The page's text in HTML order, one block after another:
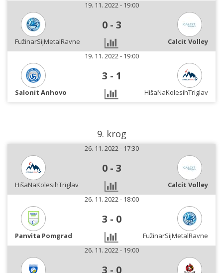
19. 11. 2022 - 19:00
0 - 3
FužinarSijMetalRavne
Calcit Volley
19. 11. 2022 - 19:00
3 - 1
Salonit Anhovo HišaNaKolesihTriglav
9. krog
26. 11. 2022 - 17:30
0 - 3
HišaNaKolesihTriglav
Calcit Volley
26. 11. 2022 - 18:00
3 - 0
Panvita Pomgrad
FužinarSijMetalRavne
26. 11. 2022 - 19:00
3 - 0